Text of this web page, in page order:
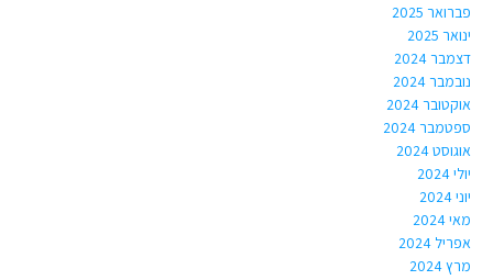
פברואר 2025
ינואר 2025
דצמבר 2024
נובמבר 2024
אוקטובר 2024
ספטמבר 2024
אוגוסט 2024
יולי 2024
יוני 2024
מאי 2024
אפריל 2024
מרץ 2024